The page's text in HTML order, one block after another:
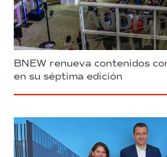
BNEW renueva contenidos
en su séptima edición